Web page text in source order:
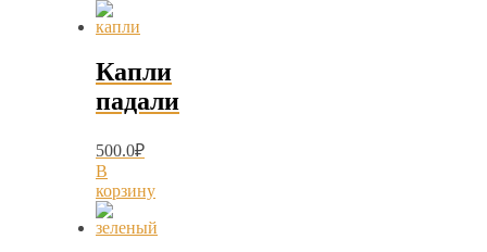
Капли
падали
500.0₽
В
корзину